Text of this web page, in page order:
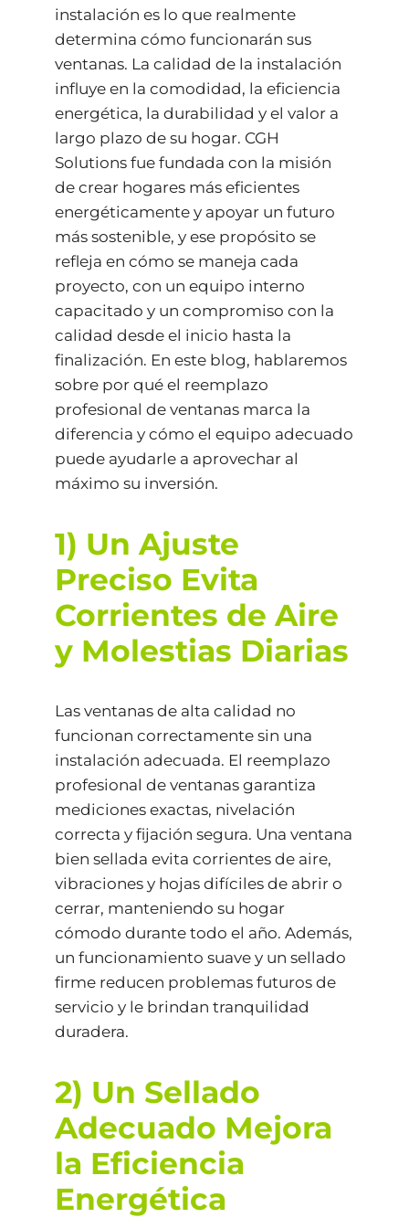
instalación es lo que realmente
determina cómo funcionarán sus
ventanas. La calidad de la instalación
influye en la comodidad, la eficiencia
energética, la durabilidad y el valor a
largo plazo de su hogar. CGH
Solutions fue fundada con la misión
de crear hogares más eficientes
energéticamente y apoyar un futuro
más sostenible, y ese propósito se
refleja en cómo se maneja cada
proyecto, con un equipo interno
capacitado y un compromiso con la
calidad desde el inicio hasta la
finalización. En este blog, hablaremos
sobre por qué el reemplazo
profesional de ventanas marca la
diferencia y cómo el equipo adecuado
puede ayudarle a aprovechar al
máximo su inversión.
1) Un Ajuste
Preciso Evita
Corrientes de Aire
y Molestias Diarias
Las ventanas de alta calidad no
funcionan correctamente sin una
instalación adecuada. El reemplazo
profesional de ventanas garantiza
mediciones exactas, nivelación
correcta y fijación segura. Una ventana
bien sellada evita corrientes de aire,
vibraciones y hojas difíciles de abrir o
cerrar, manteniendo su hogar
cómodo durante todo el año. Además,
un funcionamiento suave y un sellado
firme reducen problemas futuros de
servicio y le brindan tranquilidad
duradera.
2) Un Sellado
Adecuado Mejora
la Eficiencia
Energética